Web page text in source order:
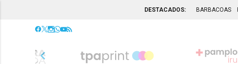
DESTACADOS: BARBACOAS
chevron_left